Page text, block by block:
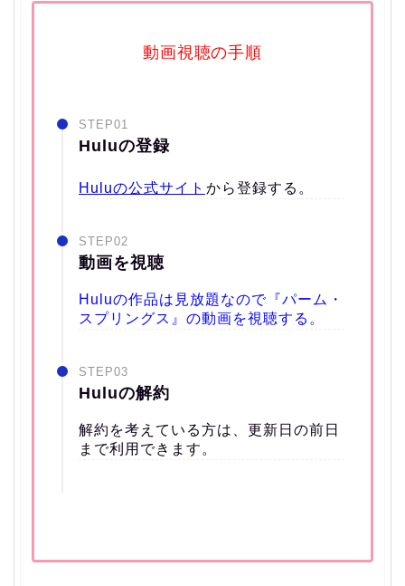
動画視聴の手順
STEP01
Huluの登録
Huluの公式サイト から登録する。
STEP02
動画を視聴
Huluの作品は見放題なので『パーム・
スプリングス』の動画を視聴する。
STEP03
Huluの解約
解約を考えている方は、更新日の前日
まで利用できます。